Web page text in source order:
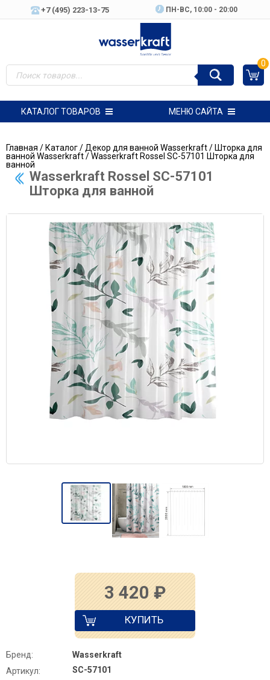
+7 (495) 223-13-75 ПН-ВC, 10:00 - 20:00
0
КАТАЛОГ ТОВАРОВ МЕНЮ САЙТА
Главная /Каталог/ Декор для ванной Wasserkraft/Шторка для
ванной Wasserkraft/ Wasserkraft Rossel SC-57101 Шторка для
ванной
Wasserkraft Rossel SC-57101
Шторка для ванной
3 420 ₽
КУПИТЬ
Бренд:
Wasserkraft
Артикул:
SC-57101